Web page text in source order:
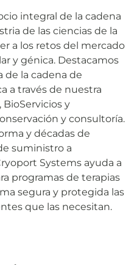
integral de la cadena
de las ciencias de la
a los retos del mercado
y génica. Destacamos
de la cadena de
a través de nuestra
y
y consultoría.
y décadas de
suministro a
Systems ayuda a
programas de terapias
segura y protegida las
que las necesitan.